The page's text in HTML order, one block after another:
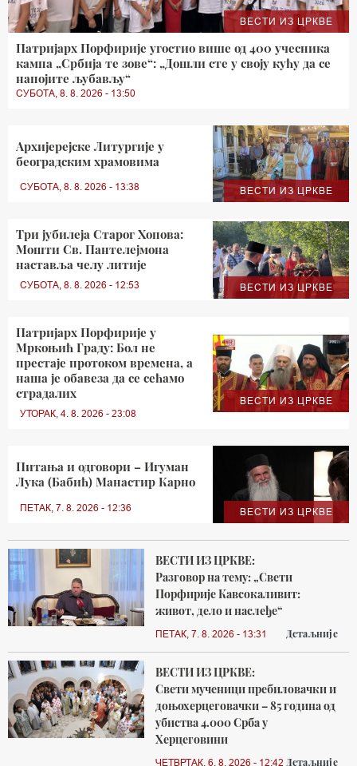
ВЕСТИ ИЗ ЦРКВЕ
Патријарх Порфирије угостио више од 400 учесника
кампа „Србија те зове“: „Дошли сте у своју кућу да се
напојите љубављу“
СУБОТА, 8. 8. 2026 - 13:50
ВЕСТИ ИЗ ЦРКВЕ
Архијерејске Литургије у
београдским храмовима
СУБОТА, 8. 8. 2026 - 13:38
ВЕСТИ ИЗ ЦРКВЕ
Три јубилеја Старог Хопова:
Мошти Св. Пантелејмона
наставља челу литије
СУБОТА, 8. 8. 2026 - 12:53
ВЕСТИ ИЗ ЦРКВЕ
Патријарх Порфирије у
Мркоњић Граду: Бол не
престаје протоком времена, а
наша је обавеза да се сећамо
страдалих
УТОРАК, 4. 8. 2026 - 23:08
ВЕСТИ ИЗ ЦРКВЕ
Питања и одговори – Игуман
Лука (Бабић) Манастир Карно
ПЕТАК, 7. 8. 2026 - 12:36
ВЕСТИ ИЗ ЦРКВЕ:
Разговор на тему: „Свети
Порфирије Кавсокаливит:
живот, дело и наслеђе“
ПЕТАК, 7. 8. 2026 - 13:31 Детаљније
ВЕСТИ ИЗ ЦРКВЕ:
Свети мученици пребиловачки и
доњохерцеговачки – 85 година од
убиства 4.000 Срба у
Херцеговини
ЧЕТВРТАК, 6. 8. 2026 - 12:42 Детаљније